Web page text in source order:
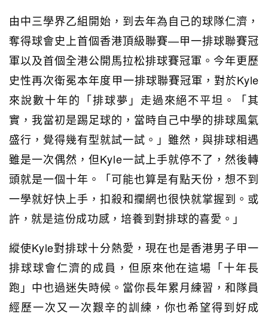
由中三學界乙組開始，到去年為自己的球隊仁濟，
奪得球會史上首個香港頂級聯賽—甲一排球聯賽冠
軍以及首個全港公開馬拉松排球賽冠軍。今年更歷
史性再次衛冕本年度甲一排球聯賽冠軍，對於Kyle
來說數十年的「排球夢」走過來絕不平坦。「其
實，我當初是踢足球的，當時自己中學的排球風氣
盛行，覺得幾有型就試一試。」雖然，與排球相遇
雖是一次偶然，但Kyle一試上手就停不了，然後轉
頭就是一個十年。「可能也算是有點天份，想不到
一學就好快上手，扣殺和攔網也很快就掌握到。或
許，就是這份成功感，培養到對排球的喜愛。」
縱使Kyle對排球十分熱愛，現在也是香港男子甲一
排球球會仁濟的成員，但原來他在這場「十年長
跑」中也過迷失時候。當你長年累月練習，和隊員
經歷一次又一次艱辛的訓練，你也希望得到好成